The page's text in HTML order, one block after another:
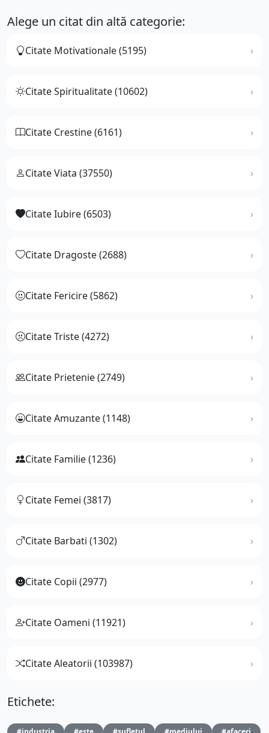
Alege un citat din altă categorie:
Citate Motivationale (5195)
Citate Spiritualitate (10602)
Citate Crestine (6161)
Citate Viata (37550)
Citate Iubire (6503)
Citate Dragoste (2688)
Citate Fericire (5862)
Citate Triste (4272)
Citate Prietenie (2749)
Citate Amuzante (1148)
Citate Familie (1236)
Citate Femei (3817)
Citate Barbati (1302)
Citate Copii (2977)
Citate Oameni (11921)
Citate Aleatorii (103987)
Etichete: